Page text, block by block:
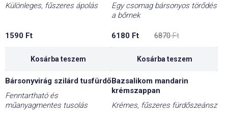
Különleges, fűszeres ápolás
1590 Ft
Kosárba teszem
Egy csomag bársonyos törődés
a bőrnek
6870Ft
price
6180 Ft
price
Kosárba teszem
Bársonyvirág szilárd tusfürdő
Fenntartható és
műanyagmentes tusolás
Bazsalikom mandarin
krémszappan
Krémes, fűszeres fürdőszeánsz